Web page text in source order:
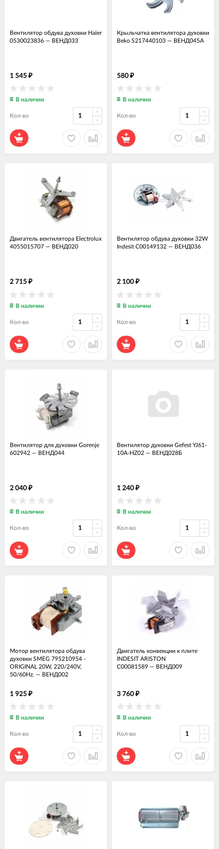
Вентилятор обдува духовки Haier
0530023836 — ВЕНД033
1 545 ₽
В наличии
Кол-во
Крыльчатка вентилятора духовки
Beko S217440103 — ВЕНД045А
580 ₽
В наличии
Кол-во
Двигатель вентилятора Electrolux
4055015707 — ВЕНД020
2 715 ₽
В наличии
Кол-во
Вентилятор обдува духовки 32W
Indesit C00149132 — ВЕНД036
2 100 ₽
В наличии
Кол-во
Вентилятор для духовки Gorenje
602942 — ВЕНД044
2 040 ₽
В наличии
Кол-во
Вентилятор духовки Gefest YJ61-
10A-HZ02 — ВЕНД028Б
1 240 ₽
В наличии
Кол-во
Мотор вентилятора обдува
духовки SMEG 795210954 -
ORIGINAL 20W, 220/240V,
50/60Hz. — ВЕНД002
1 925 ₽
В наличии
Кол-во
Двигатель конвекции к плите
INDESIT ARISTON
C00081589 — ВЕНД009
3 760 ₽
В наличии
Кол-во